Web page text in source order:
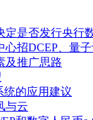
定是否发行央行
心招DCEP、量
及推广思路
统的应用建议
与云